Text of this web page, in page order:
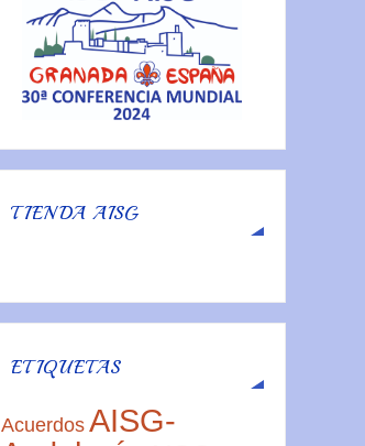
TIENDA AISG
ETIQUETAS
Acuerdos AISG-